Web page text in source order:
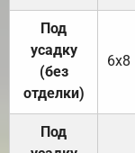
Под
усадку
(без
отделки)
6х8
Под